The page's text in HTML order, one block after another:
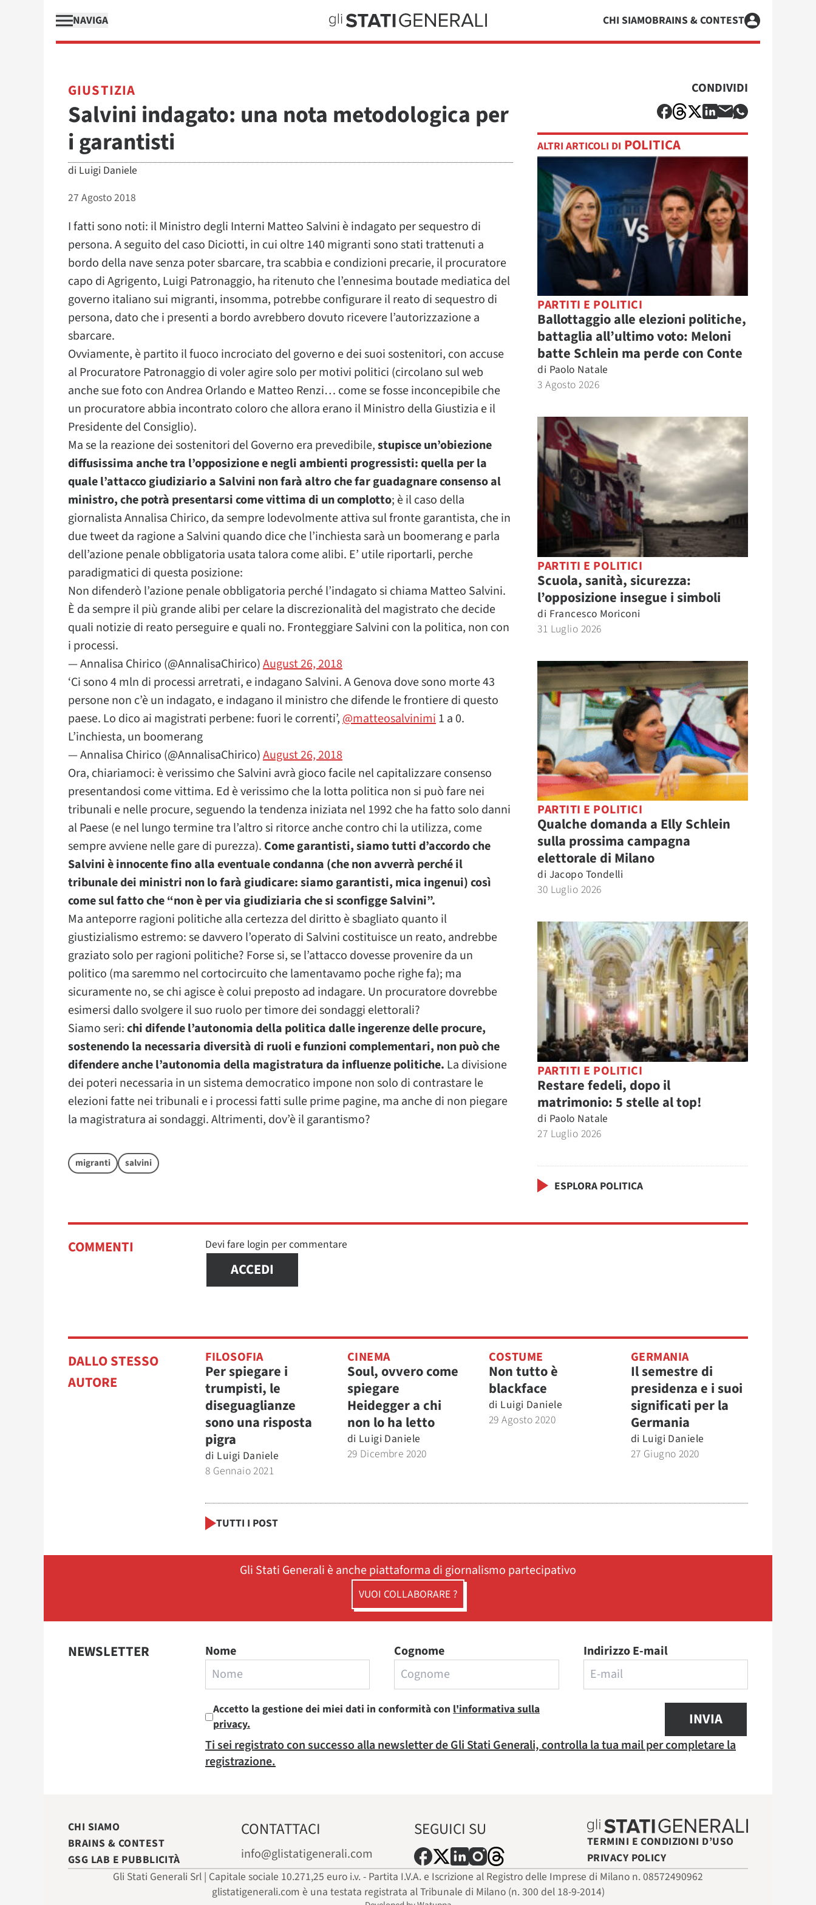
NAVIGA CHI SIAMOBRAINS & CONTEST
GIUSTIZIA
Salvini indagato: una nota metodologica per
i garantisti
di Luigi Daniele
27 Agosto 2018
I fatti sono noti: il Ministro degli Interni Matteo Salvini è indagato per sequestro di
persona. A seguito del caso Diciotti, in cui oltre 140 migranti sono stati trattenuti a
bordo della nave senza poter sbarcare, tra scabbia e condizioni precarie, il procuratore
capo di Agrigento, Luigi Patronaggio, ha ritenuto che l’ennesima boutade mediatica del
governo italiano sui migranti, insomma, potrebbe configurare il reato di sequestro di
persona, dato che i presenti a bordo avrebbero dovuto ricevere l’autorizzazione a
sbarcare.
Ovviamente, è partito il fuoco incrociato del governo e dei suoi sostenitori, con accuse
al Procuratore Patronaggio di voler agire solo per motivi politici (circolano sul web
anche sue foto con Andrea Orlando e Matteo Renzi… come se fosse inconcepibile che
un procuratore abbia incontrato coloro che allora erano il Ministro della Giustizia e il
Presidente del Consiglio).
Ma se la reazione dei sostenitori del Governo era prevedibile,stupisce un’obiezione
diffusissima anche tra l’opposizione e negli ambienti progressisti: quella per la
quale l’attacco giudiziario a Salvini non farà altro che far guadagnare consenso al
ministro, che potrà presentarsi come vittima di un complotto; è il caso della
giornalista Annalisa Chirico, da sempre lodevolmente attiva sul fronte garantista, che in
due tweet da ragione a Salvini quando dice che l’inchiesta sarà un boomerang e parla
dell’azione penale obbligatoria usata talora come alibi. E’ utile riportarli, perche
paradigmatici di questa posizione:
Non difenderò l’azione penale obbligatoria perché l’indagato si chiama Matteo Salvini.
È da sempre il più grande alibi per celare la discrezionalità del magistrato che decide
quali notizie di reato perseguire e quali no. Fronteggiare Salvini con la politica, non con
i processi.
— Annalisa Chirico (@AnnalisaChirico)August 26, 2018
‘Ci sono 4 mln di processi arretrati, e indagano Salvini. A Genova dove sono morte 43
persone non c’è un indagato, e indagano il ministro che difende le frontiere di questo
paese. Lo dico ai magistrati perbene: fuori le correnti’,@matteosalvinimi1 a 0.
L’inchiesta, un boomerang
— Annalisa Chirico (@AnnalisaChirico)August 26, 2018
Ora, chiariamoci: è verissimo che Salvini avrà gioco facile nel capitalizzare consenso
presentandosi come vittima. Ed è verissimo che la lotta politica non si può fare nei
tribunali e nelle procure, seguendo la tendenza iniziata nel 1992 che ha fatto solo danni
al Paese (e nel lungo termine tra l’altro si ritorce anche contro chi la utilizza, come
sempre avviene nelle gare di purezza). Come garantisti, siamo tutti d’accordo che
Salvini è innocente fino alla eventuale condanna (che non avverrà perché il
tribunale dei ministri non lo farà giudicare: siamo garantisti, mica ingenui) così
come sul fatto che “non è per via giudiziaria che si sconfigge Salvini”.
Ma anteporre ragioni politiche alla certezza del diritto è sbagliato quanto il
giustizialismo estremo: se davvero l’operato di Salvini costituisce un reato, andrebbe
graziato solo per ragioni politiche? Forse si, se l’attacco dovesse provenire da un
politico (ma saremmo nel cortocircuito che lamentavamo poche righe fa); ma
sicuramente no, se chi agisce è colui preposto ad indagare. Un procuratore dovrebbe
esimersi dallo svolgere il suo ruolo per timore dei sondaggi elettorali?
Siamo seri:chi difende l’autonomia della politica dalle ingerenze delle procure,
sostenendo la necessaria diversità di ruoli e funzioni complementari, non può che
difendere anche l’autonomia della magistratura da influenze politiche. La divisione
dei poteri necessaria in un sistema democratico impone non solo di contrastare le
elezioni fatte nei tribunali e i processi fatti sulle prime pagine, ma anche di non piegare
la magistratura ai sondaggi. Altrimenti, dov’è il garantismo?
migranti salvini
CONDIVIDI
ALTRI ARTICOLI DI POLITICA
PARTITI E POLITICI
Ballottaggio alle elezioni politiche,
battaglia all’ultimo voto: Meloni
batte Schlein ma perde con Conte
di Paolo Natale
3 Agosto 2026
PARTITI E POLITICI
Scuola, sanità, sicurezza:
l’opposizione insegue i simboli
di Francesco Moriconi
31 Luglio 2026
PARTITI E POLITICI
Qualche domanda a Elly Schlein
sulla prossima campagna
elettorale di Milano
di Jacopo Tondelli
30 Luglio 2026
PARTITI E POLITICI
Restare fedeli, dopo il
matrimonio: 5 stelle al top!
di Paolo Natale
27 Luglio 2026
ESPLORA POLITICA
COMMENTI Devi fare login per commentare
ACCEDI
DALLO STESSO
AUTORE
FILOSOFIA
Per spiegare i
trumpisti, le
diseguaglianze
sono una risposta
pigra
di Luigi Daniele
8 Gennaio 2021
CINEMA
Soul, ovvero come
spiegare
Heidegger a chi
non lo ha letto
di Luigi Daniele
29 Dicembre 2020
COSTUME
Non tutto è
blackface
di Luigi Daniele
29 Agosto 2020
GERMANIA
Il semestre di
presidenza e i suoi
significati per la
Germania
di Luigi Daniele
27 Giugno 2020
TUTTI I POST
Gli Stati Generali è anche piattaforma di giornalismo partecipativo
VUOI COLLABORARE ?
NEWSLETTER Nome Cognome Indirizzo E-mail
Accetto la gestione dei miei dati in conformità con l'informativa sulla
privacy.
INVIA
Ti sei registrato con successo alla newsletter de Gli Stati Generali, controlla la tua mail per completare la
registrazione.
CHI SIAMO
BRAINS & CONTEST
GSG LAB E PUBBLICITÀ
CONTATTACI
info@glistatigenerali.com
SEGUICI SU
TERMINI E CONDIZIONI D’USO
PRIVACY POLICY
Gli Stati Generali Srl | Capitale sociale 10.271,25 euro i.v. - Partita I.V.A. e Iscrizione al Registro delle Imprese di Milano n. 08572490962
glistatigenerali.com è una testata registrata al Tribunale di Milano (n. 300 del 18-9-2014)